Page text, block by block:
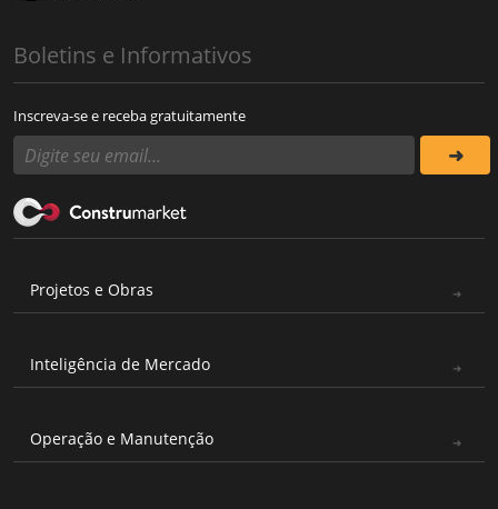
Boletins e Informativos
Inscreva-se e receba gratuitamente
Projetos e Obras
Inteligência de Mercado
Operação e Manutenção